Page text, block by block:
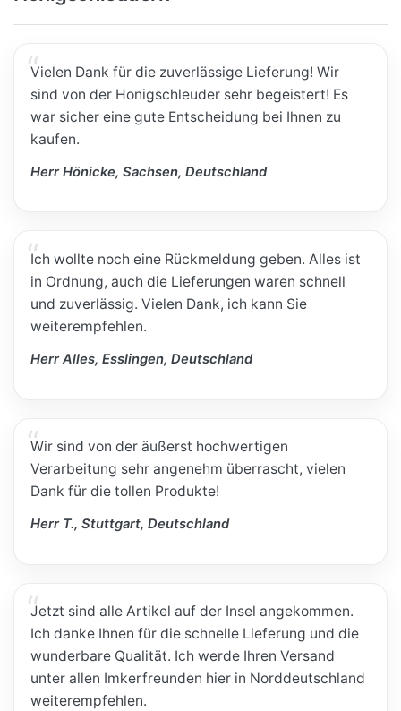
Vielen Dank für die zuverlässige Lieferung! Wir
sind von der Honigschleuder sehr begeistert! Es
war sicher eine gute Entscheidung bei Ihnen zu
kaufen.
Herr Hönicke, Sachsen, Deutschland
Ich wollte noch eine Rückmeldung geben. Alles ist
in Ordnung, auch die Lieferungen waren schnell
und zuverlässig. Vielen Dank, ich kann Sie
weiterempfehlen.
Herr Alles, Esslingen, Deutschland
Wir sind von der äußerst hochwertigen
Verarbeitung sehr angenehm überrascht, vielen
Dank für die tollen Produkte!
Herr T., Stuttgart, Deutschland
Jetzt sind alle Artikel auf der Insel angekommen.
Ich danke Ihnen für die schnelle Lieferung und die
wunderbare Qualität. Ich werde Ihren Versand
unter allen Imkerfreunden hier in Norddeutschland
weiterempfehlen.